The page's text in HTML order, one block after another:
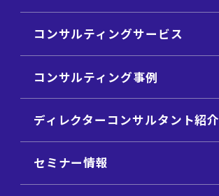
コンサルティングサービス
コンサルティング事例
ディレクターコンサルタント紹介
セミナー情報